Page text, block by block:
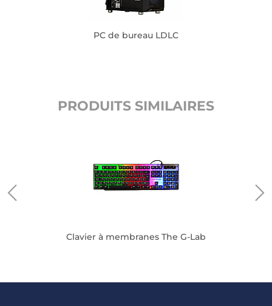
PC de bureau LDLC
PRODUITS SIMILAIRES
Clavier à membranes The G-Lab